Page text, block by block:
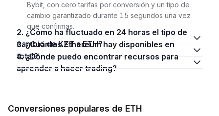
Bybit, con cero tarifas por conversión y un tipo de
cambio garantizado durante 15 segundos una vez
que confirmas.
2. ¿Cómo ha fluctuado en 24 horas el tipo de
cambio de KZT a ETH?
3. ¿Cuántos Ethereum hay disponibles en
total?
4. ¿Dónde puedo encontrar recursos para
aprender a hacer trading?
Conversiones populares de ETH